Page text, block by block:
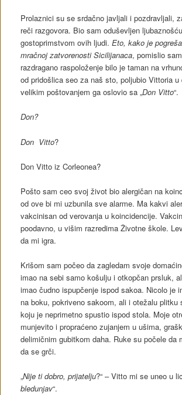
Prolaznici su se srdačno javljali i pozdravljali,
reči razgovora. Bio sam oduševljen
gostoprimstvom ovih ljudi. Eto, kako je
mračnoj zatvorenosti Sicilijanaca, pomislio
razdragano raspoloženje bilo je taman na
od pridošlica seo za naš sto, poljubio Vittoria
velikim poštovanjem ga oslovio sa „Don Vitto“.
Don?
Don Vitto?
Don Vitto iz Corleonea?
Pošto sam ceo svoj život bio alergičan na
od ove bi mi uzbunila sve alarme. Ma kakvi
vakcinisan od verovanja u koincidencije.
poodavno, u višim razredima Životne škole.
da mi igra.
Krišom sam počeo da zagledam svoje
imao na sebi samo košulju i otkopčan prsluk,
imao čudno ispupčenje ispod sakoa. Nicolo je
na boku, pokriveno sakoom, ali i otežalu plitku
koju je neprimetno spustio ispod stola. Moje
munjevito i propraćeno zujanjem u ušima,
delimičnim gubitkom daha. Ruke su počele da
da se grči.
„Nije ti dobro, prijatelju?“ – Vitto mi se uneo u
bledunjav“.